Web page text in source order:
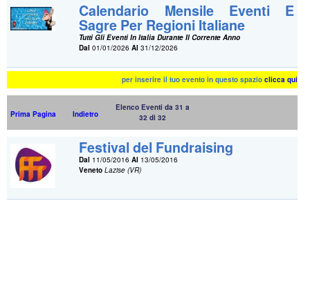
Calendario Mensile Eventi E
Sagre Per Regioni Italiane
Tutti Gli Eventi In Italia Durante Il Corrente Anno
Dal 01/01/2026Al 31/12/2026
per inserire il tuo evento in questo spazioclicca qui
Prima Pagina Indietro
Elenco Eventi da 31 a
32 di 32
Festival del Fundraising
Dal 11/05/2016Al 13/05/2016
Veneto Lazise (VR)